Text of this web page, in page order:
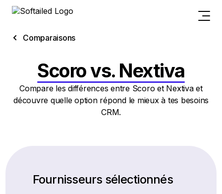
Comparaisons
Scoro vs. Nextiva
Compare les différences entre Scoro et Nextiva et
découvre quelle option répond le mieux à tes besoins
CRM.
Fournisseurs sélectionnés